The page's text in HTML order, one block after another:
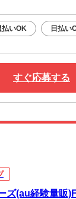
払いOK 日払い
すぐ応募する
ズ(au経験量販